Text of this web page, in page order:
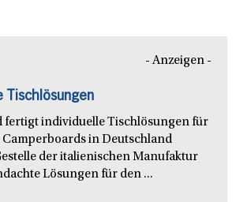
- Anzeigen -
Tischlösungen
fertigt individuelle Tischlösungen für
in Deutschland
der italienischen Manufaktur
Lösungen für den ...